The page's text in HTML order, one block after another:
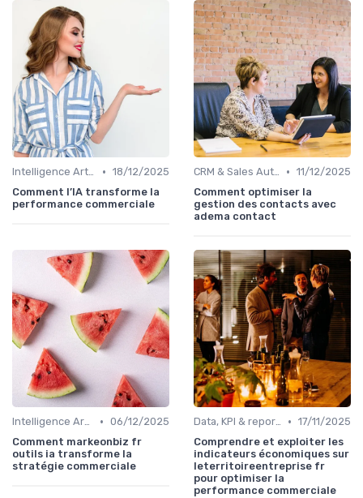
Intelligence Artificielle pour les ventes • 18/12/2025
Comment l’IA transforme la
performance commerciale
CRM & Sales Automation • 11/12/2025
Comment optimiser la
gestion des contacts avec
adema contact
Intelligence Artificielle pour les ventes • 06/12/2025
Comment markeonbiz fr
outils ia transforme la
stratégie commerciale
Data, KPI & reporting commercial • 17/11/2025
Comprendre et exploiter les
indicateurs économiques sur
leterritoireentreprise fr
pour optimiser la
performance commerciale